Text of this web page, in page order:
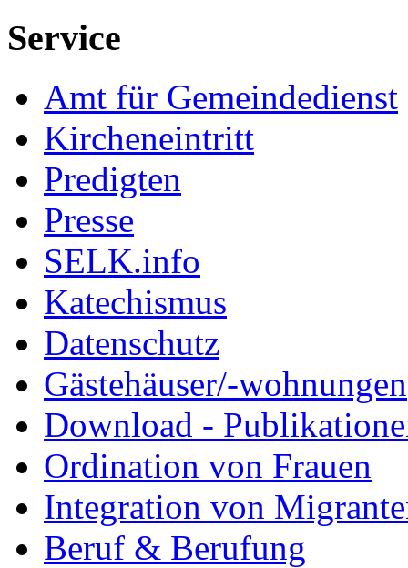
Service
Amt für Gemeindedienst
Kircheneintritt
Predigten
Presse
SELK.info
Katechismus
Datenschutz
Gästehäuser/-wohnungen
Download -
Ordination von Frauen
Integration von
Beruf & Berufung